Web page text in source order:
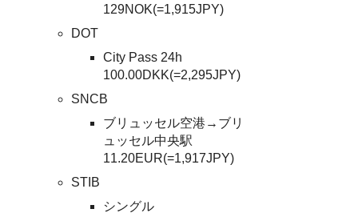
129NOK(=1,915JPY)
DOT
City Pass 24h
100.00DKK(=2,295JPY)
SNCB
ブリュッセル空港→ブリ
ュッセル中央駅
11.20EUR(=1,917JPY)
STIB
シングル